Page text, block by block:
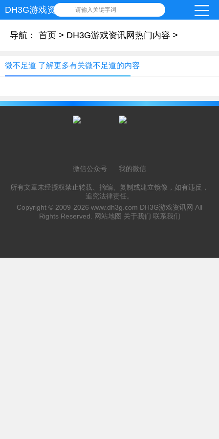
DH3G游戏资讯网 请输入关键字词
导航： 首页 > DH3G游戏资讯网热门内容 >
微不足道 了解更多有关微不足道的内容
微信公众号 我的微信
所有文章未经授权禁止转载、摘编、复制或建立镜像，如有违反，
追究法律责任。
Copyright © 2009-2026 www.dh3g.com DH3G游戏资讯网 All
Rights Reserved.
网站地图 关于我们 联系我们